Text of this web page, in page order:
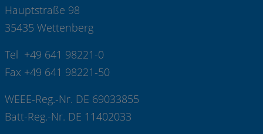
Hauptstraße 98
35435 Wettenberg
Tel +49 641 98221-0
Fax +49 641 98221-50
WEEE-Reg.-Nr. DE 69033855
Batt-Reg.-Nr. DE 11402033